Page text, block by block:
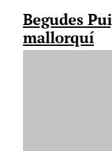
Begudes
mallorquí